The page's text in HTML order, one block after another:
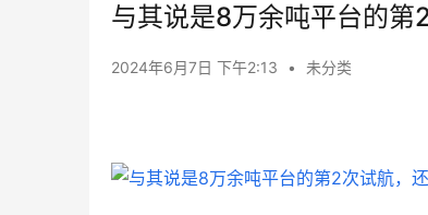
与其说是8万余吨平台的第
2024年6月7日 下午2:13 • 未分类